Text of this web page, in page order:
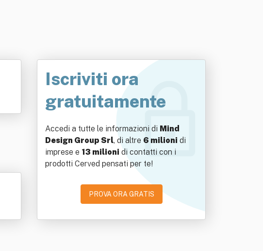
Iscriviti ora
gratuitamente
Accedi a tutte le informazioni di Mind
Design Group Srl, di altre 6 milioni di
imprese e 13 milioni di contatti con i
prodotti Cerved pensati per te!
PROVA ORA GRATIS